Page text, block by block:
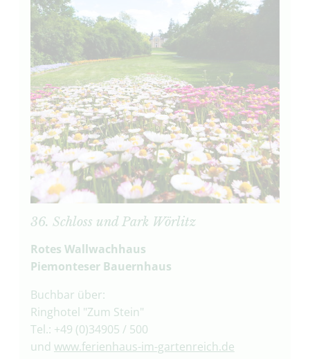
36. Schloss und Park Wörlitz
Rotes Wallwachhaus
Piemonteser Bauernhaus
Buchbar über:
Ringhotel "Zum Stein"
Tel.: +49 (0)34905 / 500
und www.ferienhaus-im-gartenreich.de